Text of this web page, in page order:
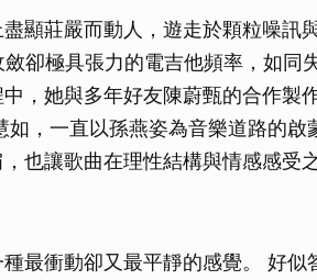
顯莊嚴而動人，遊走於顆粒噪訊
卻極具張力的電吉他頻率，如同
，她與多年好友陳蔚甄的合作製
，一直以孫燕姿為音樂道路的啟
也讓歌曲在理性結構與情感感受
最衝動卻又最平靜的感覺。 好似